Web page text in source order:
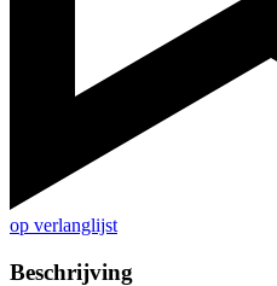
op verlanglijst
Beschrijving